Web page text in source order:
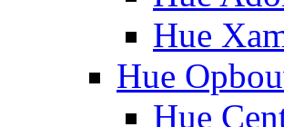
Hue
Hue
Hue